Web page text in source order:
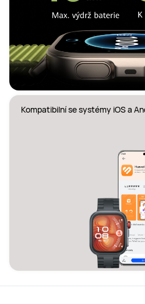
Kompatibilní se systémy iOS a